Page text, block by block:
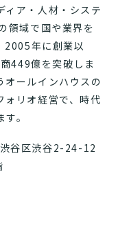
ィア・人材・システ
領域で国や業界を
2005年に創業以
449億を突破しま
オールインハウスの
ォリオ経営で、時代
。
谷区渋谷2-24-12